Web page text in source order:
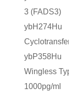
3 (FADS3)
ybH274Hu
ybP358Hu
Wingless
1000pg/ml